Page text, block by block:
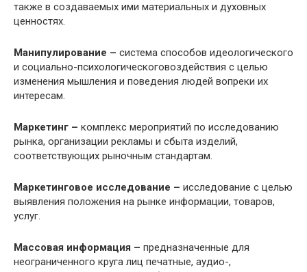
также в создаваемых ими материальных и духовных
ценностях.
Манипулирование – система способов идеологического
и социально-психологическоговоздействия с целью
изменения мышления и поведения людей вопреки их
интересам.
Маркетинг – комплекс мероприятий по исследованию
рынка, организации рекламы и сбыта изделий,
соответствующих рыночным стандартам.
Маркетинговое исследование – исследование с целью
выявления положения на рынке информации, товаров,
услуг.
Массовая информация – предназначенные для
неограниченного круга лиц печатные, аудио-,